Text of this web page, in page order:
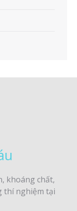
khoáng chất,
thí nghiệm tại